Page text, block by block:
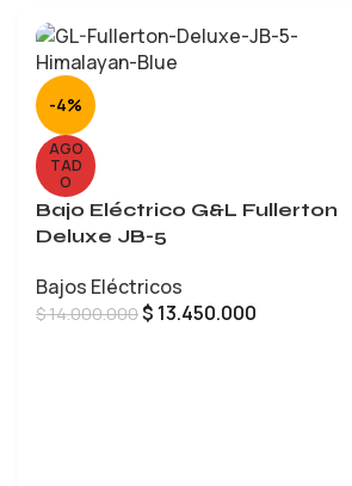
-4%
AGO
TAD
O
Bajo Eléctrico G&L Fullerton
Deluxe JB-5
Bajos Eléctricos
$14.000.000$ 13.450.000